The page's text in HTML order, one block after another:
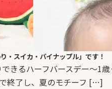
・スイカ・パイナップル」です！
きるハーフバースデー～1
終了し、夏のモチーフ […]